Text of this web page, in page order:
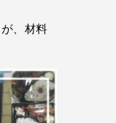
、材料